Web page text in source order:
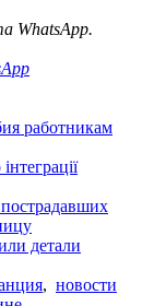
WhatsApp.
работникам
детали
, новости